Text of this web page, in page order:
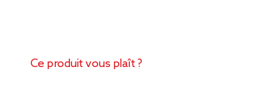
Ce produit vous plaît ?